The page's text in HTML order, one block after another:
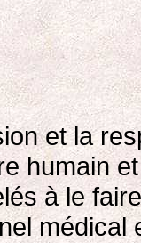
et la
humain
à le
médical